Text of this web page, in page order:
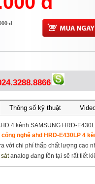
đ
Thông số kỹ thuật
4 kênh SAMSUNG HRD-
công nghệ ahd HRD-E430LP 4
với chi phí thấp chất lượng cao
analog đang tồn tại sẽ rất tiết